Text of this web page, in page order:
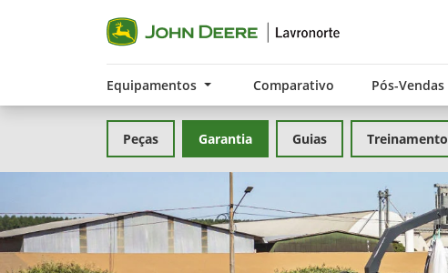
Equipamentos Comparativo Pós-Vendas
Peças Garantia Guias Treinamento